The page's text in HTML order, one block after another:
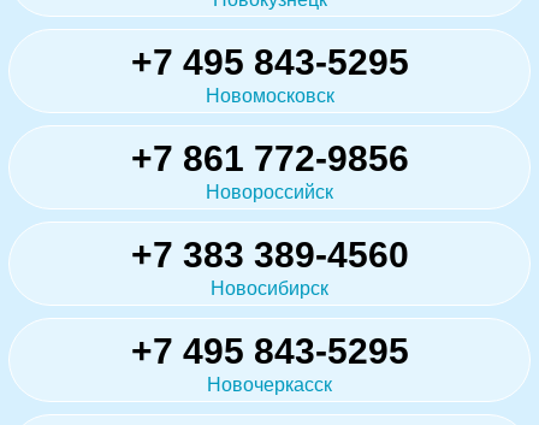
+7 495 843-5295
Новомосковск
+7 861 772-9856
Новороссийск
+7 383 389-4560
Новосибирск
+7 495 843-5295
Новочеркасск